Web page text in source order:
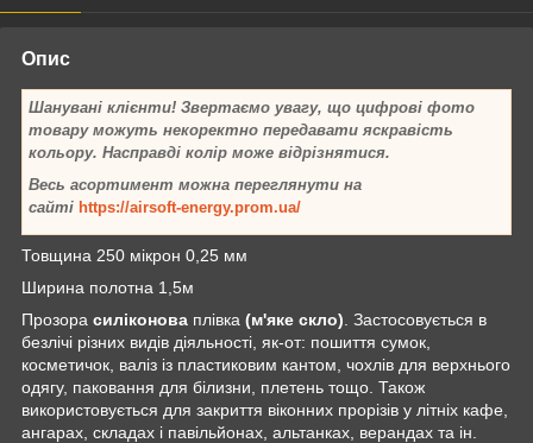
Опис
Шанувані клієнти! Звертаємо увагу, що цифрові фото
товару можуть некоректно передавати яскравість
кольору. Насправді колір може відрізнятися.
Весь асортимент можна переглянути на
сайті https://airsoft-energy.prom.ua/
Товщина 250 мікрон 0,25 мм
Ширина полотна 1,5м
Прозора силіконова плівка (м'яке скло) . Застосовується в
безлічі різних видів діяльності, як-от: пошиття сумок,
косметичок, валіз із пластиковим кантом, чохлів для верхнього
одягу, паковання для білизни, плетень тощо. Також
використовується для закриття віконних прорізів у літніх кафе,
ангарах, складах і павільйонах, альтанках, верандах та ін.